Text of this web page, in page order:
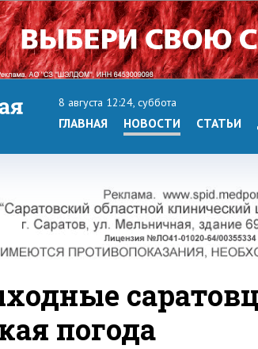
8 августа 12:24, суббота
ГЛАВНАЯ НОВОСТИ СТАТЬИ
погода